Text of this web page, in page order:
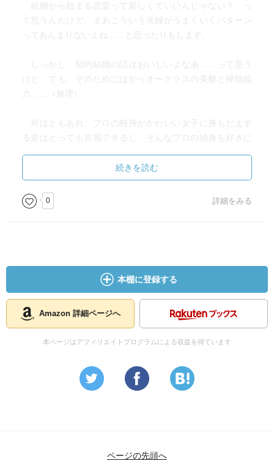
結婚から始まる恋愛って新しくていいんじゃない？ っ
て思うんだけど、まあこういう夫婦がうまくいくパターン
ってあんまりないよね……と思ったりもします。
しっかし、契約結婚の話はおいしいよなあ……って思う
けど、でも、そのためにはがっきークラスの美貌と掃除能
力……（無理）
何はともあれ、プロの独身がかわいい女子に身もだえす
る姿はとっても共感できるし、そんなプロの独身を好きに
るので、見て損はないと思います。
続きを読む
0 詳細をみる
本棚に登録する
Amazon 詳細ページへ
本ページはアフィリエイトプログラムによる収益を得ています
ページの先頭へ